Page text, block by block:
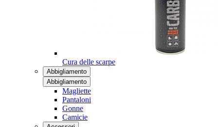
Cura delle scarpe
Abbigliamento
Abbigliamento
Magliette
Pantaloni
Gonne
Camicie